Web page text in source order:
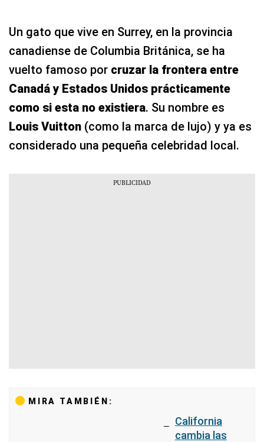
Un gato que vive en Surrey, en la provincia
canadiense de Columbia Británica, se ha
vuelto famoso por cruzar la frontera entre
Canadá y Estados Unidos prácticamente
como si esta no existiera. Su nombre es
Louis Vuitton (como la marca de lujo) y ya es
considerado una pequeña celebridad local.
MIRA TAMBIÉN:
California
cambia las